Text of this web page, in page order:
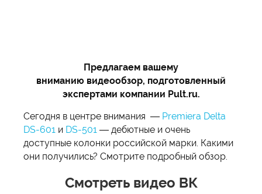
Предлагаем вашему
вниманию видеообзор, подготовленный
экспертами компании Pult.ru.
Сегодня в центре внимания — Premiera Delta
DS-601 и DS-501 — дебютные и очень
доступные колонки российской марки. Какими
они получились? Смотрите подробный обзор.
Смотреть видео ВК